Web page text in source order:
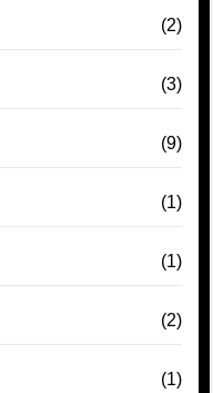
(2)
(3)
(9)
(1)
(1)
(2)
(1)